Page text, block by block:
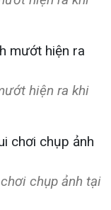
hiện ra khi
chụp ảnh tại